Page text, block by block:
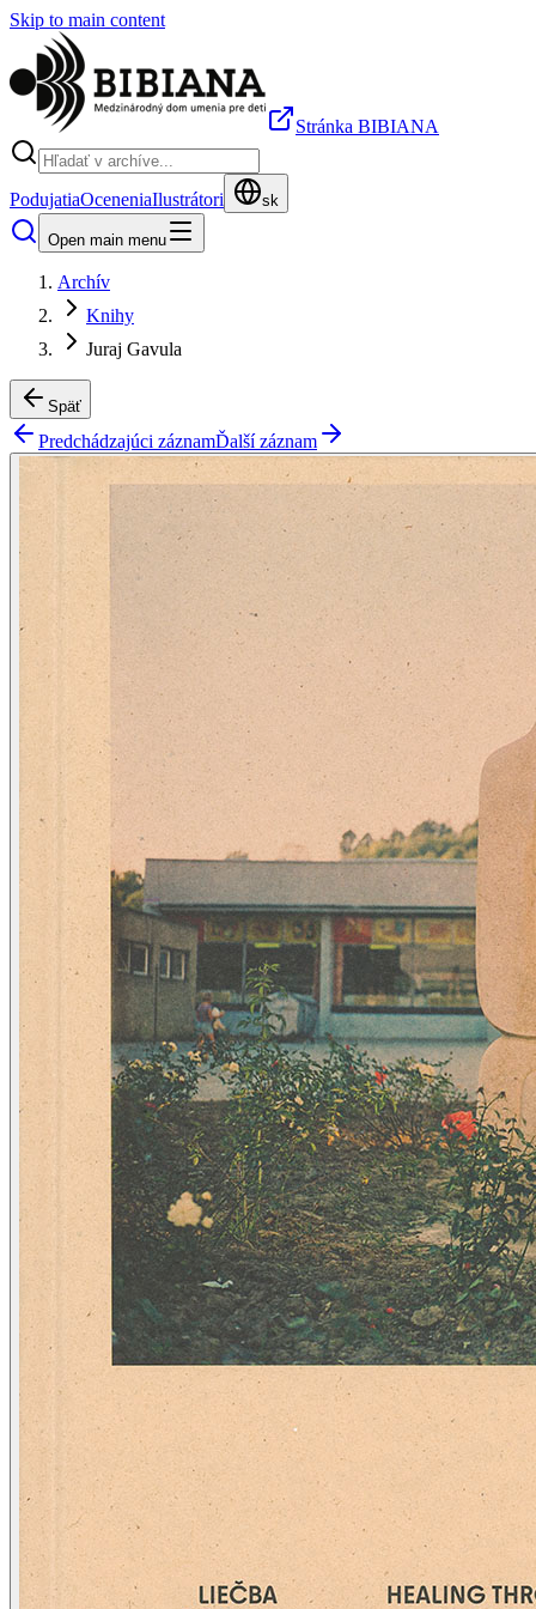
Skip to main content
Stránka BIBIANA
PodujatiaOceneniaIlustrátori sk
Open main menu
Archív
Knihy
Juraj Gavula
Späť
Predchádzajúci záznamĎalší záznam